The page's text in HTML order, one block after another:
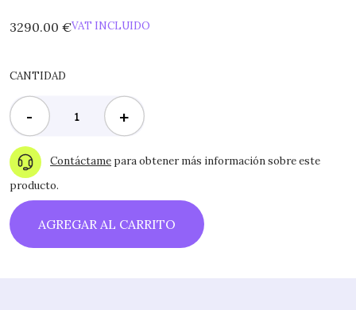
3290.00 €VAT INCLUIDO
CANTIDAD
- +
Contáctame para obtener más información sobre este
producto.
AGREGAR AL CARRITO